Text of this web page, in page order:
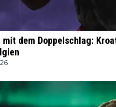
mit dem Doppelschlag: